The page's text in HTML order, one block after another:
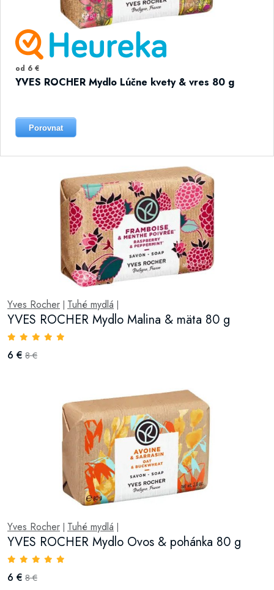
od 6 €
YVES ROCHER Mydlo Lúčne kvety & vres 80 g
Porovnat
Yves Rocher Tuhé mydlá
YVES ROCHER Mydlo Malina & mäta 80 g
6 € 8 €
Yves Rocher Tuhé mydlá
YVES ROCHER Mydlo Ovos & pohánka 80 g
6 € 8 €